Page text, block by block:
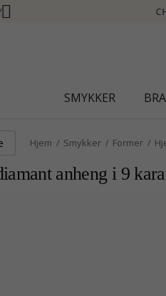
- KLIKK HER
SMYKKER
Hjem Smykker Former
anheng i 9